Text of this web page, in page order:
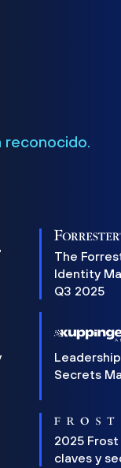
reconocido.
The
Identity
Q3 2025
Secrets
2025 Frost
claves y